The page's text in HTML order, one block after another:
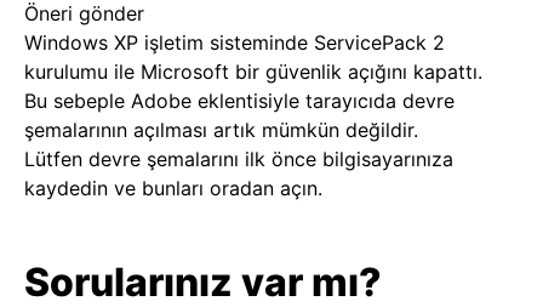
Öneri gönder
Windows XP işletim sisteminde ServicePack 2
kurulumu ile Microsoft bir güvenlik açığını kapattı.
Bu sebeple Adobe eklentisiyle tarayıcıda devre
şemalarının açılması artık mümkün değildir.
Lütfen devre şemalarını ilk önce bilgisayarınıza
kaydedin ve bunları oradan açın.
Sorularınız var mı?